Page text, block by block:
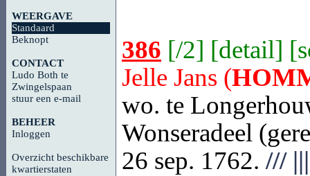
WEERGAVE
Standaard
Beknopt
CONTACT
Ludo Both te
Zwingelspaan
stuur een e-mail
BEHEER
Inloggen
Overzicht beschikbare
kwartierstaten
386 [/2] [detail] [
Jelle Jans (
wo. te
Wonseradeel
26 sep. 1762. ///|||